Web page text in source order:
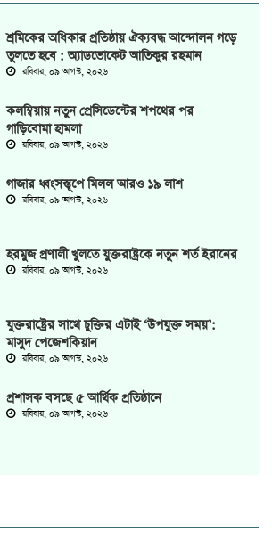
শ্রমিকের অধিকার প্রতিষ্ঠায় ঐক্যবদ্ধ আন্দোলন গড়ে
তুলতে হবে : অ্যাডভোকেট আতিকুর রহমান
রবিবার, ০৯ আগস্ট, ২০২৬
কলম্বিয়ায় নতুন প্রেসিডেন্টের শপথের পর
গাড়িবোমা হামলা
রবিবার, ০৯ আগস্ট, ২০২৬
গাজার ধ্বংসস্তূপে মিলল আরও ১৯ লাশ
রবিবার, ০৯ আগস্ট, ২০২৬
হরমুজ প্রণালী খুলতে যুক্তরাষ্ট্রকে নতুন শর্ত ইরানের
রবিবার, ০৯ আগস্ট, ২০২৬
যুক্তরাষ্ট্রের সাথে চুক্তির এটাই ‘উপযুক্ত সময়’:
মাসুদ পেজেশকিয়ান
রবিবার, ০৯ আগস্ট, ২০২৬
প্রশাসক বসছে ৫ আর্থিক প্রতিষ্ঠানে
রবিবার, ০৯ আগস্ট, ২০২৬